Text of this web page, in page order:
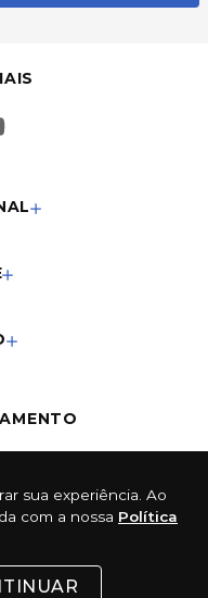
sua experiência. Ao
com a nossa Política